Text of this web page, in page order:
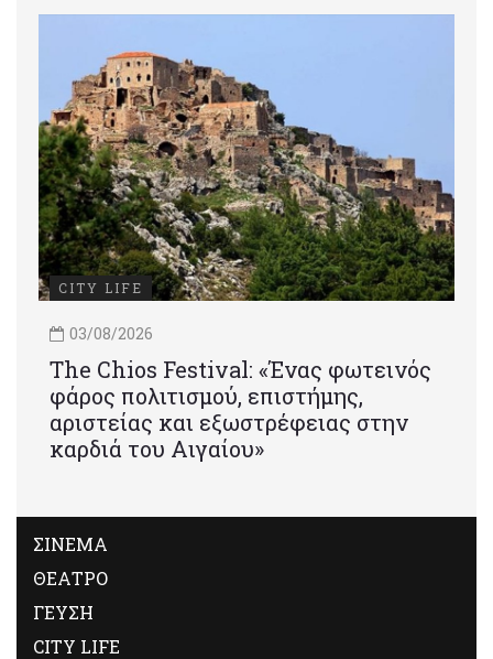
CITY LIFE
03/08/2026
Τhe Chios Festival: «Ένας φωτεινός
φάρος πολιτισμού, επιστήμης,
αριστείας και εξωστρέφειας στην
καρδιά του Αιγαίου»
ΣΙΝΕΜΑ
ΘΕΑΤΡΟ
ΓΕΥΣΗ
CITY LIFE